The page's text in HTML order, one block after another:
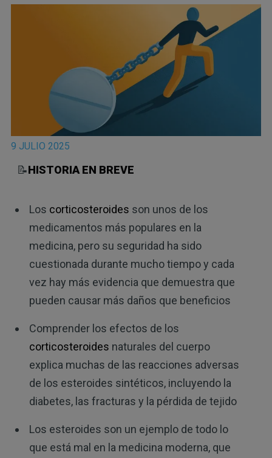
9 JULIO 2025
📝HISTORIA EN BREVE
Los corticosteroides son unos de los
medicamentos más populares en la
medicina, pero su seguridad ha sido
cuestionada durante mucho tiempo y cada
vez hay más evidencia que demuestra que
pueden causar más daños que beneficios
Comprender los efectos de los
corticosteroides naturales del cuerpo
explica muchas de las reacciones adversas
de los esteroides sintéticos, incluyendo la
diabetes, las fracturas y la pérdida de tejido
Los esteroides son un ejemplo de todo lo
que está mal en la medicina moderna, que